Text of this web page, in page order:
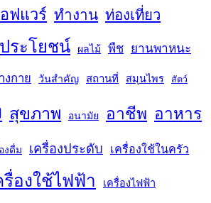
ฟแวร์ ทำงาน ท่องเที่ยว
ประโยชน์ ผลไม้ พืช ยานพาหนะ
งกาย วันสำคัญ สถานที่ สมุนไพร สัตว์
สุขภาพ อนามัย อาชีพ อาหาร
งดื่ม เครื่องประดับ เครื่องใช้ในครัว
รื่องใช้ไฟฟ้า เครื่องไฟฟ้า